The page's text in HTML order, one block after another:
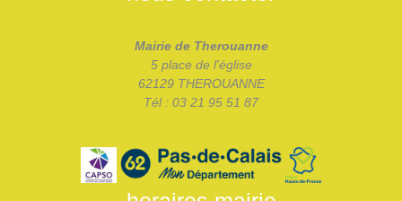
Mairie de Therouanne
5 place de l'église
62129 THEROUANNE
Tél : 03 21 95 51 87